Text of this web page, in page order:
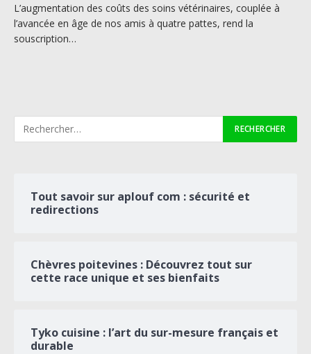
L’augmentation des coûts des soins vétérinaires, couplée à
l’avancée en âge de nos amis à quatre pattes, rend la
souscription…
Tout savoir sur aplouf com : sécurité et
redirections
Chèvres poitevines : Découvrez tout sur
cette race unique et ses bienfaits
Tyko cuisine : l’art du sur-mesure français et
durable